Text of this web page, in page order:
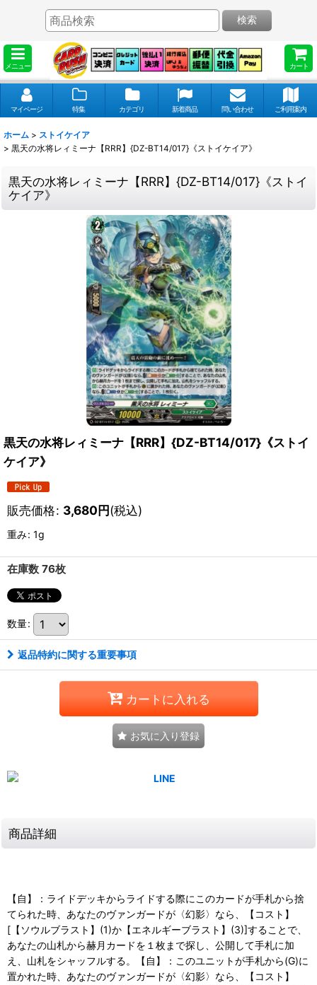
メニュー カート
検索
マイページ 特集 カテゴリ 新着商品 問い合わせ ご利用案内
ホーム > ストイケイア
> 黒天の水将レィミーナ【RRR】{DZ-BT14/017}《ストイケイア》
黒天の水将レィミーナ【RRR】{DZ-BT14/017}《ストイ
ケイア》
黒天の水将レィミーナ【RRR】{DZ-BT14/017}《ストイ
ケイア》
販売価格: 3,680円(税込)
重み: 1g
在庫数 76枚
数量:
返品特約に関する重要事項
カートに入れる
お気に入り登録
商品詳細
【自】：ライドデッキからライドする際にこのカードが手札から捨
てられた時、あなたのヴァンガードが〈幻影〉なら、【コスト】
[【ソウルブラスト】(1)か【エネルギーブラスト】(3)]することで、
あなたの山札から赫月カードを１枚まで探し、公開して手札に加
え、山札をシャッフルする。【自】：このユニットが手札から(G)に
置かれた時、あなたのヴァンガードが〈幻影〉なら、【コスト】